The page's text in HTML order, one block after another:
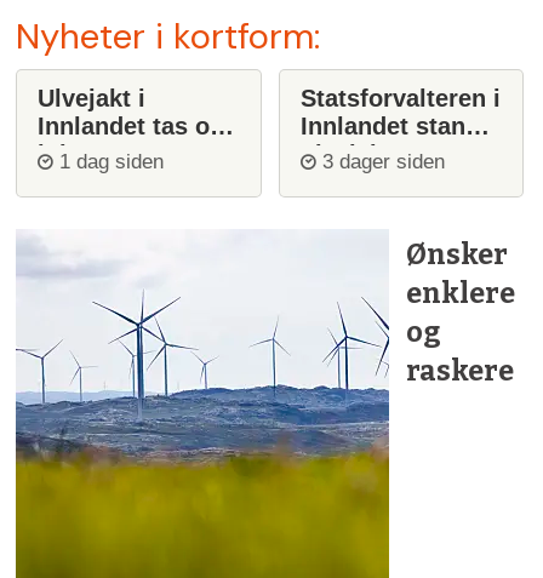
Nyheter i kortform:
Ulvejakt i
Innlandet tas opp
igjen
1 dag siden
Statsforvalteren i
Innlandet stanser
ulvejakt
3 dager siden
Ønsker
enklere
og
raskere